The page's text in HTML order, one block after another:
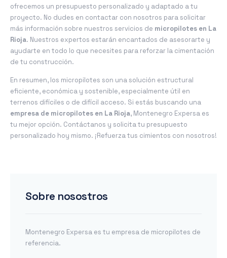
ofrecemos un presupuesto personalizado y adaptado a tu
proyecto. No dudes en contactar con nosotros para solicitar
más información sobre nuestros servicios de micropilotes en La
Rioja. Nuestros expertos estarán encantados de asesorarte y
ayudarte en todo lo que necesites para reforzar la cimentación
de tu construcción.
En resumen, los micropilotes son una solución estructural
eficiente, económica y sostenible, especialmente útil en
terrenos difíciles o de difícil acceso. Si estás buscando una
empresa de micropilotes en La Rioja, Montenegro Expersa es
tu mejor opción. Contáctanos y solicita tu presupuesto
personalizado hoy mismo. ¡Refuerza tus cimientos con nosotros!
Sobre nosostros
Montenegro Expersa es tu empresa de micropilotes de
referencia.